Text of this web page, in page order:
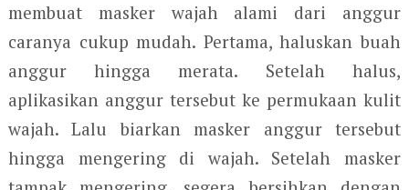
membuat masker wajah alami dari anggur
caranya cukup mudah. Pertama, haluskan buah
anggur hingga merata. Setelah halus,
aplikasikan anggur tersebut ke permukaan kulit
wajah. Lalu biarkan masker anggur tersebut
hingga mengering di wajah. Setelah masker